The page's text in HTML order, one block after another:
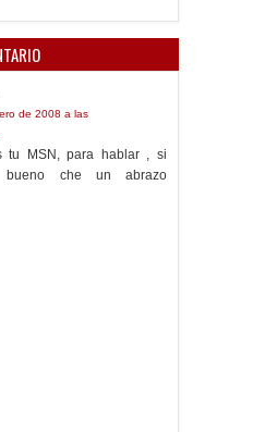
de 2008 a las
tu MSN, para hablar , si
bueno che un abrazo